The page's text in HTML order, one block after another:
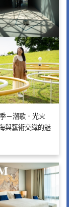
－潮歌．光火
與藝術交織的魅